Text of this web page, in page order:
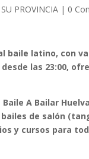
PROVINCIA | 0
baile latino, con
las 23:00,
Baile A Bailar Huelva
de salón
y cursos para